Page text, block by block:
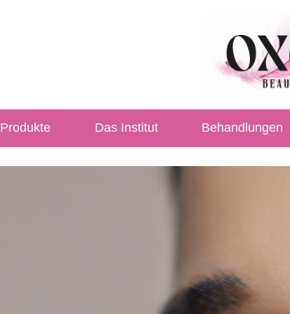
Produkte Das Institut Behandlungen